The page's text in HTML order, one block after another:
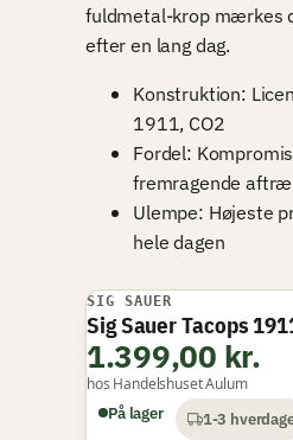
fuldmetal-krop mærkes
efter en lang dag.
Konstruktion:
1911, CO2
Fordel:
fremragende
Ulempe: Højeste
hele dagen
BEDSTE PREMIUM
SIG SAUER
Sig Sauer Tacops
1.399,00 kr.
hos Handelshuset Aulum
På lager
1-3